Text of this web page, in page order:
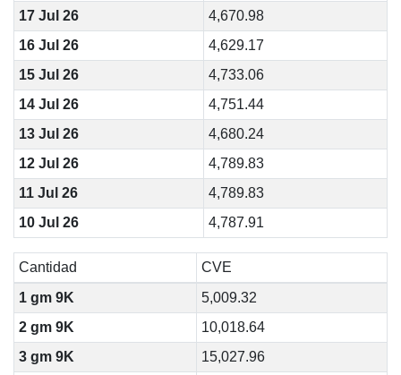
17 Jul 26
4,670.98
16 Jul 26
4,629.17
15 Jul 26
4,733.06
14 Jul 26
4,751.44
13 Jul 26
4,680.24
12 Jul 26
4,789.83
11 Jul 26
4,789.83
10 Jul 26
4,787.91
Cantidad
CVE
1 gm 9K
5,009.32
2 gm 9K
10,018.64
3 gm 9K
15,027.96